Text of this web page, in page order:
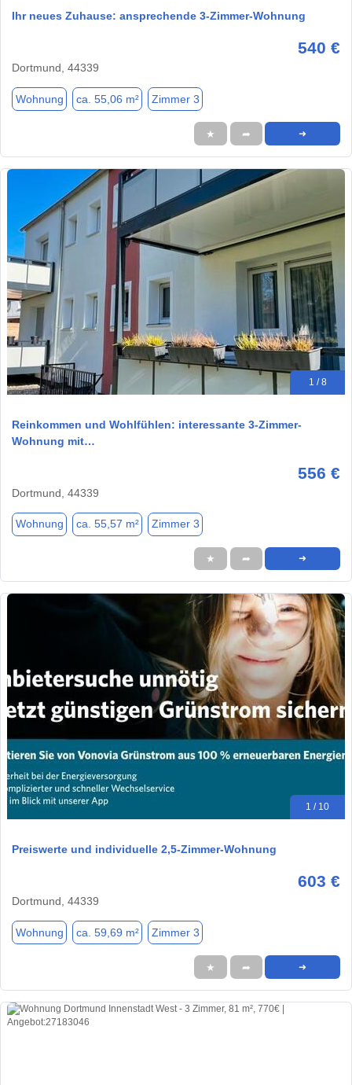
Ihr neues Zuhause: ansprechende 3-Zimmer-Wohnung
540 €
Dortmund, 44339
Wohnung ca. 55,06 m² Zimmer 3
★ ➦ ➜
1 / 8
Reinkommen und Wohlfühlen: interessante 3-Zimmer-
Wohnung mit…
556 €
Dortmund, 44339
Wohnung ca. 55,57 m² Zimmer 3
★ ➦ ➜
1 / 10
Preiswerte und individuelle 2,5-Zimmer-Wohnung
603 €
Dortmund, 44339
Wohnung ca. 59,69 m² Zimmer 3
★ ➦ ➜